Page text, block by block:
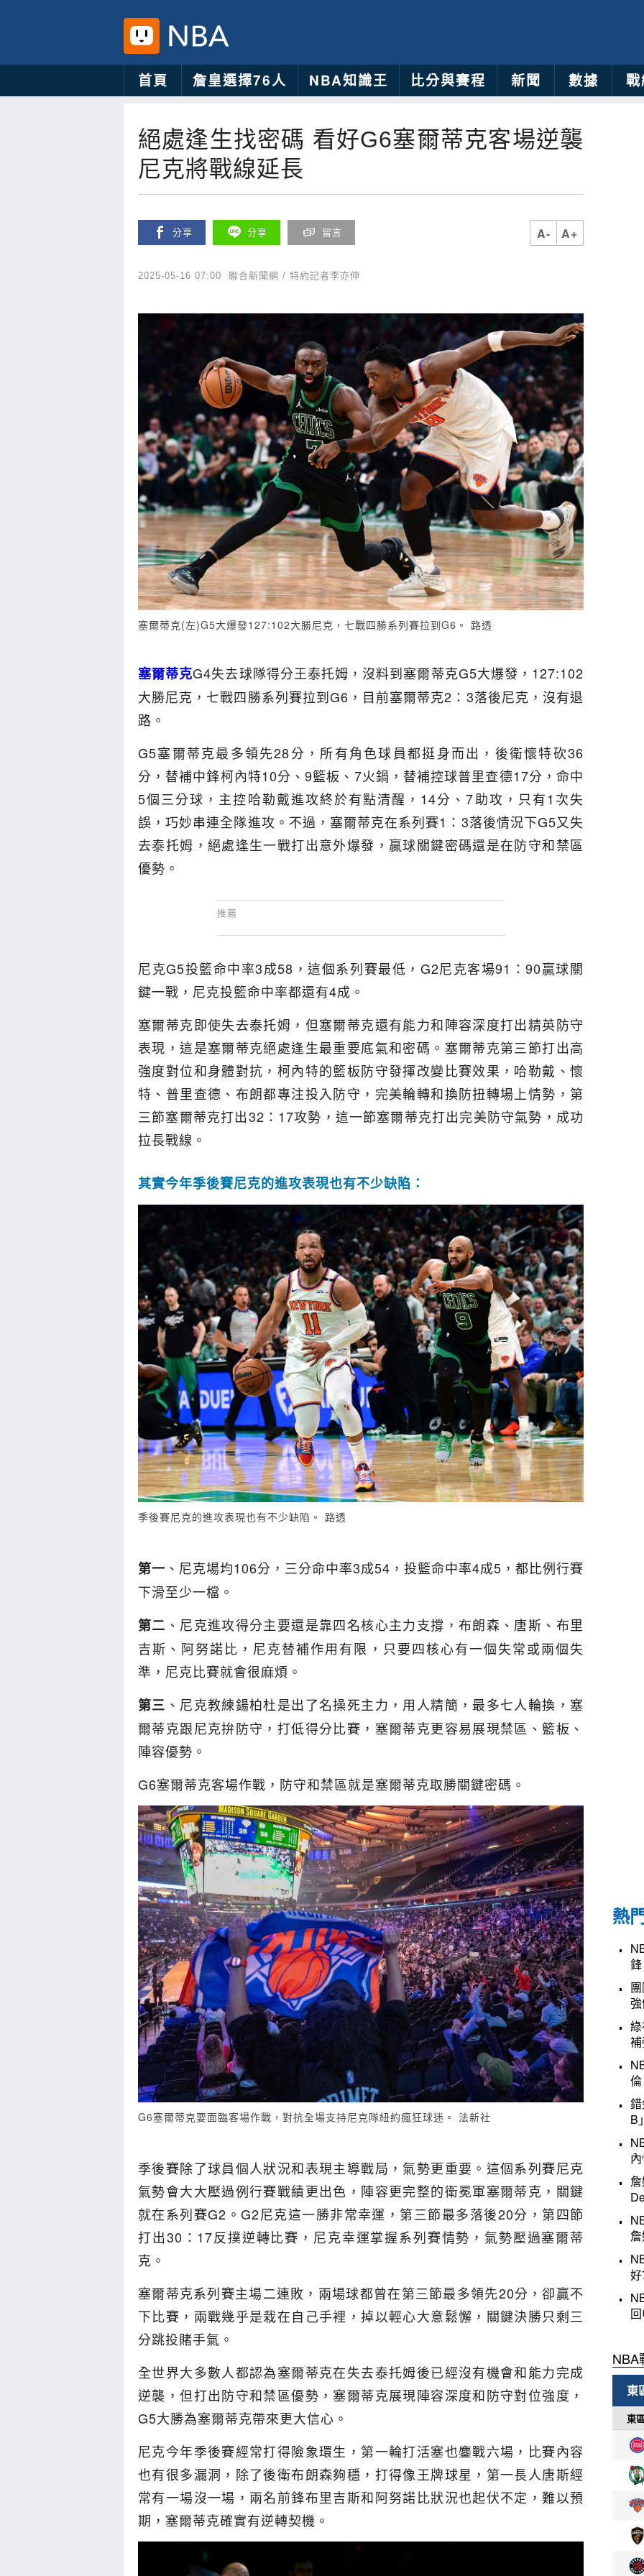
首頁 詹皇選擇76人 NBA知識王 比分與賽程 新聞 數據
絕處逢生找密碼 看好G6塞爾蒂克客場逆襲
尼克將戰線延長
分享 分享 留言 A- A+
2025-05-16 07:00 聯合新聞網 / 特約記者李亦伸
塞爾蒂克(左)G5大爆發127:102大勝尼克，七戰四勝系列賽拉到G6。 路透
塞爾蒂克G4失去球隊得分王泰托姆，沒料到塞爾蒂克G5大爆發，127:102
大勝尼克，七戰四勝系列賽拉到G6，目前塞爾蒂克2：3落後尼克，沒有退
路。
G5塞爾蒂克最多領先28分，所有角色球員都挺身而出，後衛懷特砍36
分，替補中鋒柯內特10分、9籃板、7火鍋，替補控球普里查德17分，命中
5個三分球，主控哈勒戴進攻終於有點清醒，14分、7助攻，只有1次失
誤，巧妙串連全隊進攻。不過，塞爾蒂克在系列賽1：3落後情況下G5又失
去泰托姆，絕處逢生一戰打出意外爆發，贏球關鍵密碼還是在防守和禁區
優勢。
尼克G5投籃命中率3成58，這個系列賽最低，G2尼克客場91：90贏球關
鍵一戰，尼克投籃命中率都還有4成。
塞爾蒂克即使失去泰托姆，但塞爾蒂克還有能力和陣容深度打出精英防守
表現，這是塞爾蒂克絕處逢生最重要底氣和密碼。塞爾蒂克第三節打出高
強度對位和身體對抗，柯內特的籃板防守發揮改變比賽效果，哈勒戴、懷
特、普里查德、布朗都專注投入防守，完美輪轉和換防扭轉場上情勢，第
三節塞爾蒂克打出32：17攻勢，這一節塞爾蒂克打出完美防守氣勢，成功
拉長戰線。
其實今年季後賽尼克的進攻表現也有不少缺陷：
季後賽尼克的進攻表現也有不少缺陷。 路透
第一 、尼克場均106分，三分命中率3成54，投籃命中率4成5，都比例行賽
下滑至少一檔。
第二 、尼克進攻得分主要還是靠四名核心主力支撐，布朗森、唐斯、布里
吉斯、阿努諾比，尼克替補作用有限，只要四核心有一個失常或兩個失
準，尼克比賽就會很麻煩。
第三 、尼克教練鍚柏杜是出了名操死主力，用人精簡，最多七人輪換，塞
爾蒂克跟尼克拚防守，打低得分比賽，塞爾蒂克更容易展現禁區、籃板、
陣容優勢。
G6塞爾蒂克客場作戰，防守和禁區就是塞爾蒂克取勝關鍵密碼。
G6塞爾蒂克要面臨客場作戰，對抗全場支持尼克隊紐約瘋狂球迷。 法新社
季後賽除了球員個人狀況和表現主導戰局，氣勢更重要。這個系列賽尼克
氣勢會大大壓過例行賽戰績更出色，陣容更完整的衛冕軍塞爾蒂克，關鍵
就在系列賽G2。G2尼克這一勝非常幸運，第三節最多落後20分，第四節
打出30：17反撲逆轉比賽，尼克幸運掌握系列賽情勢，氣勢壓過塞爾蒂
克。
塞爾蒂克系列賽主場二連敗，兩場球都曾在第三節最多領先20分，卻贏不
下比賽，兩戰幾乎是栽在自己手裡，掉以輕心大意鬆懈，關鍵決勝只剩三
分跳投賭手氣。
全世界大多數人都認為塞爾蒂克在失去泰托姆後已經沒有機會和能力完成
逆襲，但打出防守和禁區優勢，塞爾蒂克展現陣容深度和防守對位強度，
G5大勝為塞爾蒂克帶來更大信心。
尼克今年季後賽經常打得險象環生，第一輪打活塞也鏖戰六場，比賽內容
也有很多漏洞，除了後衛布朗森夠穩，打得像王牌球星，第一長人唐斯經
常有一場沒一場，兩名前鋒布里吉斯和阿努諾比狀況也起伏不定，難以預
期，塞爾蒂克確實有逆轉契機。
熱
B